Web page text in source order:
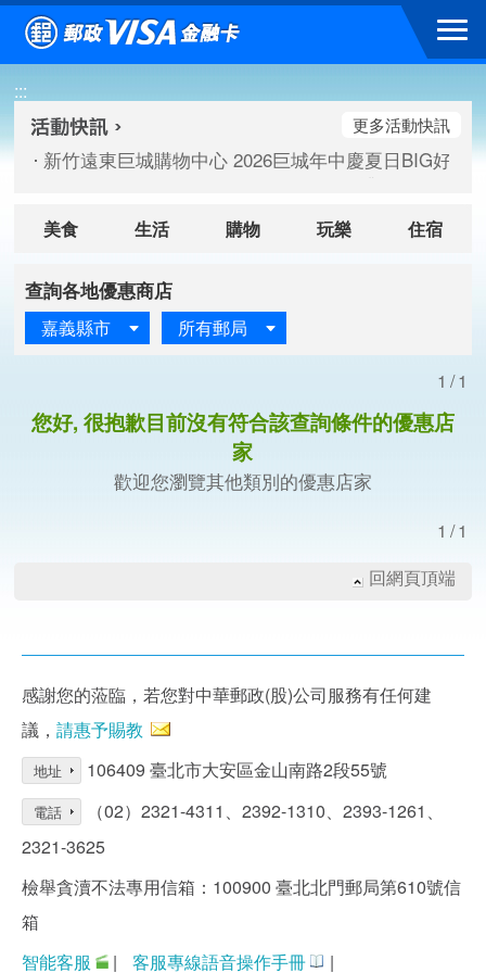
跳到主要內容區塊
:::
高雄大樂購物中心 刷卡郵好禮(活動期間：115/08/07-
臺北三創生活 有點東西第2波 刷卡郵好禮(活動期間：
高雄大樂購物中心 刷卡郵好禮(活動期間：115/08/07-
新竹遠東巨城購物中心 2026巨城年中慶夏日BIG好刷(
臺北三創生活 有點東西第2波 刷卡郵好禮(活動期間：
更多活動快訊
美食 生活 購物 玩樂 住宿
查詢各地優惠商店
嘉義縣市 所有郵局
1/1
您好, 很抱歉目前沒有符合該查詢條件的優惠店
家
歡迎您瀏覽其他類別的優惠店家
1/1
回網頁頂端
感謝您的蒞臨，若您對中華郵政(股)公司服務有任何建
議， 請惠予賜教
地址 106409 臺北市大安區金山南路2段55號
電話
（02）2321-4311、2392-1310、2393-1261、
2321-3625
檢舉貪瀆不法專用信箱：100900 臺北北門郵局第610號信
箱
智能客服
| 客服專線語音操作手冊 |